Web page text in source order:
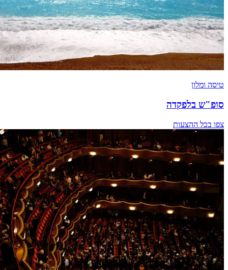
טיסה ומלון
סופ"ש בלפקדה
צפו בכל ההצעות